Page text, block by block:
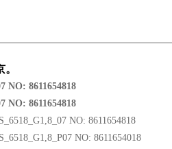
NO: 8611654818
NO: 8611654818
NO: 8611654818
NO: 8611654018